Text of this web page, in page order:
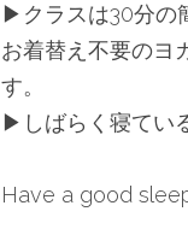
▶︎クラスは30分の
お着替え不要のヨ
す。
▶︎しばらく寝てい
Have a good